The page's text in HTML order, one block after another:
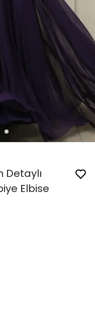
Detaylı
Elbise